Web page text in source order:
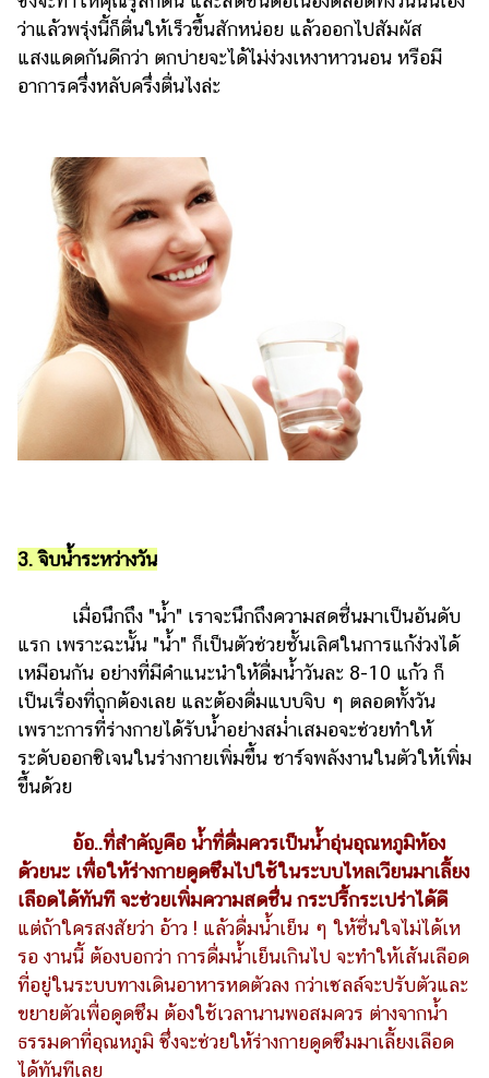
ออนไลน์
เรียน
เลข
โฆษณา
แจ้ง
ปัญหา
ร่วม
งาน
กับ
เรา
ว่าแล้วพรุ่งนี้ก็ตื่นให้เร็วขึ้นสักหน่อย แล้วออกไปสัมผัส
แสงแดดกันดีกว่า ตกบ่ายจะได้ไม่ง่วงเหงาหาวนอน หรือมี
อาการครึ่งหลับครึ่งตื่นไงล่ะ
3. จิบน้ำระหว่างวัน
เมื่อนึกถึง "น้ำ" เราจะนึกถึงความสดชื่นมาเป็นอันดับ
แรก เพราะฉะนั้น "น้ำ" ก็เป็นตัวช่วยชั้นเลิศในการแก้ง่วงได้
เหมือนกัน อย่างที่มีคำแนะนำให้ดื่มน้ำวันละ 8-10 แก้ว ก็
เป็นเรื่องที่ถูกต้องเลย และต้องดื่มแบบจิบ ๆ ตลอดทั้งวัน
เพราะการที่ร่างกายได้รับน้ำอย่างสม่ำเสมอจะช่วยทำให้
ระดับออกซิเจนในร่างกายเพิ่มขึ้น ชาร์จพลังงานในตัวให้เพิ่ม
ขึ้นด้วย
อ้อ..ที่สำคัญคือ น้ำที่ดื่มควรเป็นน้ำอุ่นอุณหภูมิห้อง
ด้วยนะ เพื่อให้ร่างกายดูดซึมไปใช้ในระบบไหลเวียนมาเลี้ยง
เลือดได้ทันที จะช่วยเพิ่มความสดชื่น กระปรี้กระเปร่าได้ดี
แต่ถ้าใครสงสัยว่า อ้าว ! แล้วดื่มน้ำเย็น ๆ ให้ชื่นใจไม่ได้เห
รอ งานนี้ ต้องบอกว่า การดื่มน้ำเย็นเกินไป จะทำให้เส้นเลือด
ที่อยู่ในระบบทางเดินอาหารหดตัวลง กว่าเซลล์จะปรับตัวและ
ขยายตัวเพื่อดูดซึม ต้องใช้เวลานานพอสมควร ต่างจากน้ำ
ธรรมดาที่อุณหภูมิ ซึ่งจะช่วยให้ร่างกายดูดซึมมาเลี้ยงเลือด
ได้ทันทีเลย